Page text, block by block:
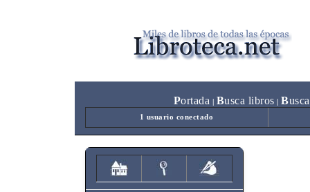
Portada Busca libros B
1 usuario conectado